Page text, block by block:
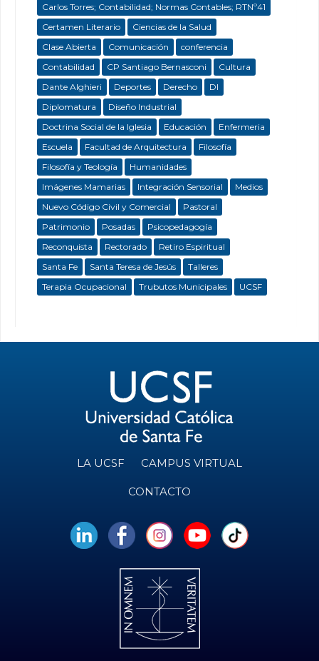
Carlos Torres; Contabilidad; Normas Contables; RTNº41
Certamen Literario
Ciencias de la Salud
Clase Abierta
Comunicación
conferencia
Contabilidad
CP Santiago Bernasconi
Cultura
Dante Alghieri
Deportes Derecho
DI
Diplomatura
Diseño Industrial
Doctrina Social de la Iglesia
Educación
Enfermeria
Escuela
Facultad de Arquitectura
Filosofía
Filosofía y Teología
Humanidades
Imágenes Mamarias
Integración Sensorial
Medios
Nuevo Código Civil y Comercial
Pastoral
Patrimonio
Posadas
Psicopedagogía
Reconquista
Rectorado
Retiro Espiritual
Santa Fe
Santa Teresa de Jesús
Talleres
Terapia Ocupacional
Trubutos Municipales UCSF
LA UCSF CAMPUS VIRTUAL
CONTACTO